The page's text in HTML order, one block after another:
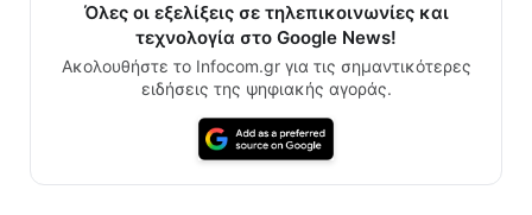
Όλες οι εξελίξεις σε τηλεπικοινωνίες και
τεχνολογία στο Google News!
Ακολουθήστε το Infocom.gr για τις σημαντικότερες
ειδήσεις της ψηφιακής αγοράς.